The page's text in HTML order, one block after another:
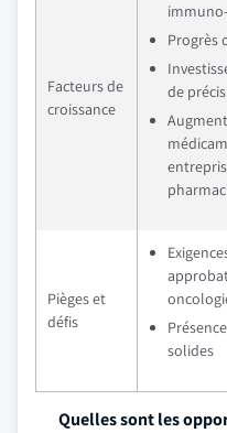
Facteurs de
croissance
Progrès
de
Pièges et
défis
solides
Quelles sont les